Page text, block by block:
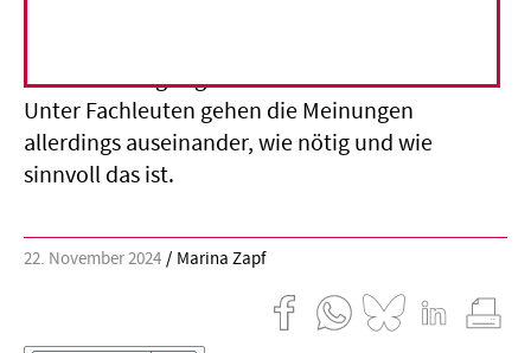
Ausfuhr hochgiftiger Pestizide zu verbieten.
Unter Fachleuten gehen die Meinungen
allerdings auseinander, wie nötig und wie
sinnvoll das ist.
22. November 2024 Marina Zapf